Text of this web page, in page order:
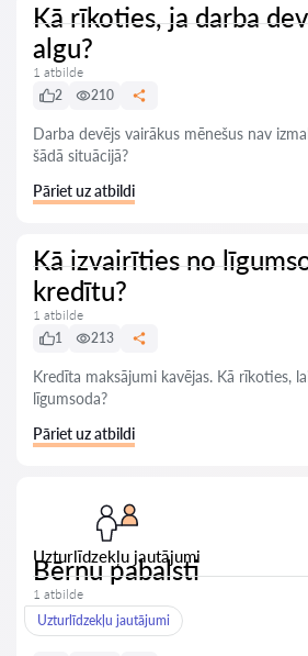
Kā rīkoties, ja darba
algu?
1 atbilde
2
210
Darba devējs vairākus mēnešus nav
šādā situācijā?
Pāriet uz atbildi
Kā izvairīties no
kredītu?
1 atbilde
1
213
Kredīta maksājumi kavējas. Kā rīkoties,
līgumsoda?
Pāriet uz atbildi
Uzturlīdzekļu jautājumi
Bērnu pabalsti
1 atbilde
Uzturlīdzekļu jautājumi